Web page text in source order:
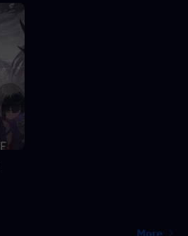
More